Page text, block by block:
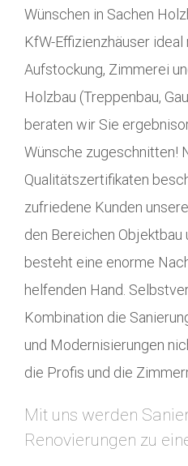
Wünschen in Sachen
KfW-Effizienzhäuser ideal
Aufstockung, Zimmerei
Holzbau (Treppenbau,
beraten wir Sie
Wünsche zugeschnitten!
Qualitätszertifikaten
zufriedene Kunden
den Bereichen Objektbau
besteht eine enorme
helfenden Hand.
Kombination die
und Modernisierungen
die Profis und die
Mit uns werden
Renovierungen zu